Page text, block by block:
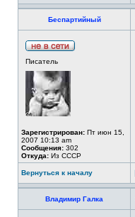
Беспартийный
Писатель
Зарегистрирован: Пт июн 15,
2007 10:13 am
Сообщения: 302
Откуда: Из СССР
Вернуться к началу
Владимир Галка